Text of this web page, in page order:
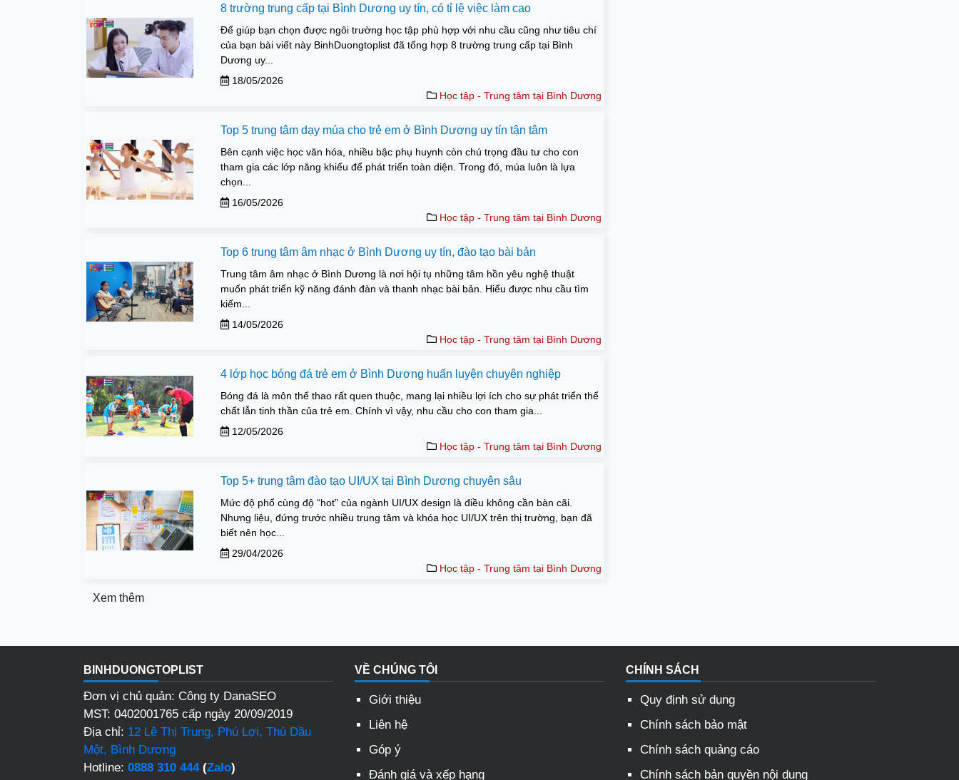
8 trường trung cấp tại Bình Dương uy tín, có tỉ lệ việc làm cao
Để giúp bạn chọn được ngôi trường học tập phù hợp với nhu cầu cũng như tiêu chí
của bạn bài viết này BinhDuongtoplist đã tổng hợp 8 trường trung cấp tại Bình
Dương uy...
18/05/2026
Học tập - Trung tâm tại Bình Dương
Top 5 trung tâm dạy múa cho trẻ em ở Bình Dương uy tín tận tâm
Bên cạnh việc học văn hóa, nhiều bậc phụ huynh còn chú trọng đầu tư cho con
tham gia các lớp năng khiếu để phát triển toàn diện. Trong đó, múa luôn là lựa
chọn...
16/05/2026
Học tập - Trung tâm tại Bình Dương
Top 6 trung tâm âm nhạc ở Bình Dương uy tín, đào tạo bài bản
Trung tâm âm nhạc ở Bình Dương là nơi hội tụ những tâm hồn yêu nghệ thuật
muốn phát triển kỹ năng đánh đàn và thanh nhạc bài bản. Hiểu được nhu cầu tìm
kiếm...
14/05/2026
Học tập - Trung tâm tại Bình Dương
4 lớp học bóng đá trẻ em ở Bình Dương huấn luyện chuyên nghiệp
Bóng đá là môn thể thao rất quen thuộc, mang lại nhiều lợi ích cho sự phát triển thể
chất lẫn tinh thần của trẻ em. Chính vì vậy, nhu cầu cho con tham gia...
12/05/2026
Học tập - Trung tâm tại Bình Dương
Top 5+ trung tâm đào tạo UI/UX tại Bình Dương chuyên sâu
Mức độ phổ cùng độ “hot” của ngành UI/UX design là điều không cần bàn cãi.
Nhưng liệu, đứng trước nhiều trung tâm và khóa học UI/UX trên thị trường, bạn đã
biết nên học...
29/04/2026
Học tập - Trung tâm tại Bình Dương
Xem thêm
BINHDUONGTOPLIST
Đơn vị chủ quản: Công ty DanaSEO
MST: 0402001765 cấp ngày 20/09/2019
Địa chỉ: 12 Lê Thị Trung, Phú Lợi, Thủ Dầu
Một, Bình Dương
Hotline: 0888 310 444(Zalo)
VỀ CHÚNG TÔI
Giới thiệu
Liên hệ
Góp ý
Đánh giá và xếp hạng
CHÍNH SÁCH
Quy định sử dụng
Chính sách bảo mật
Chính sách quảng cáo
Chính sách bản quyền nội dung